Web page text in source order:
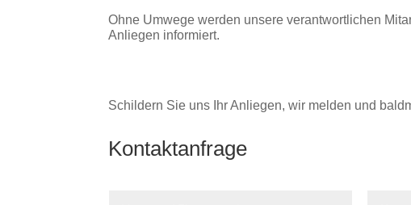
Ohne Umwege werden unsere verantwortlichen
Anliegen informiert.
Schildern Sie uns Ihr Anliegen, wir melden und
Kontaktanfrage